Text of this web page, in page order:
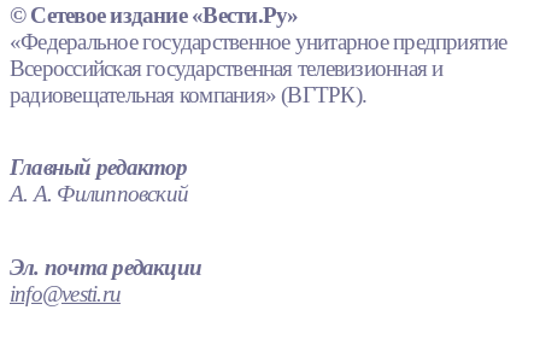
© Сетевое издание «Вести.Ру»
«Федеральное государственное унитарное предприятие
Всероссийская государственная телевизионная и
радиовещательная компания» (ВГТРК).
Главный редактор
А. А. Филипповский
Эл. почта редакции
info@vesti.ru